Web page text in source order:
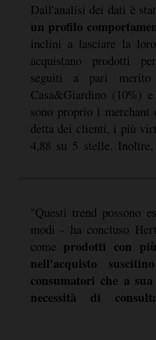
Dall'analisi dei dati è
un profilo
inclini a lasciare la
acquistano prodotti
seguiti a pari merito
Casa&Giardino (10%)
sono proprio i merchant
detta dei clienti, i più
4,88 su 5 stelle. Inoltre,
"Questi trend possono
modi - ha concluso
come prodotti con
nell'acquisto
consumatori che a
necessità di